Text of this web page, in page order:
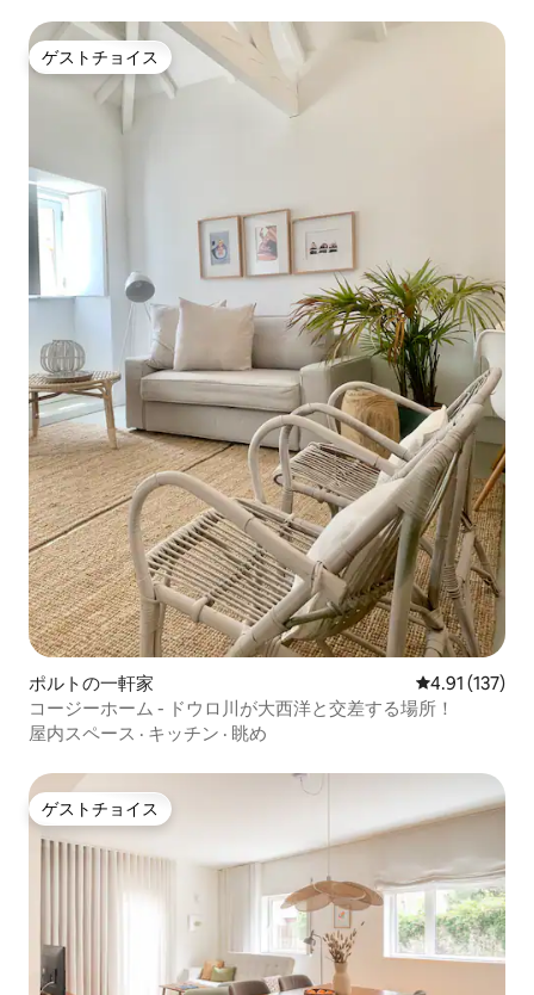
ゲストチョイス
ゲストチョイス
ポルトの一軒家 レビュー137
4.91 (137)
コージーホーム - ドウロ川が大西洋と交差する場所！
屋内スペース · キッチン · 眺め
ゲストチョイス
ゲストチョイス